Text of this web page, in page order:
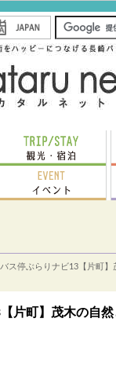
ス停ぶらりナビ13【片町
片町】茂木の自